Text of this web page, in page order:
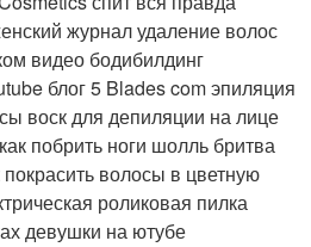
журнал удаление волос
видео бодибилдинг
блог 5 Blades com эпиляция
воск для депиляции на лице
побрить ноги шолль бритва
волосы в цветную
роликовая пилка
девушки на ютубе